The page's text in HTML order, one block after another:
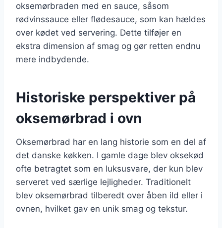
oksemørbraden med en sauce, såsom
rødvinssauce eller flødesauce, som kan hældes
over kødet ved servering. Dette tilføjer en
ekstra dimension af smag og gør retten endnu
mere indbydende.
Historiske perspektiver på
oksemørbrad i ovn
Oksemørbrad har en lang historie som en del af
det danske køkken. I gamle dage blev oksekød
ofte betragtet som en luksusvare, der kun blev
serveret ved særlige lejligheder. Traditionelt
blev oksemørbrad tilberedt over åben ild eller i
ovnen, hvilket gav en unik smag og tekstur.